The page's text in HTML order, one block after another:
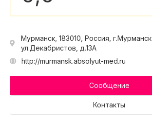
Мурманск, 183010, Россия, г.Мурманск,
ул.Декабристов, д.13А
http://murmansk.absolyut-med.ru
Сообщение
Контакты